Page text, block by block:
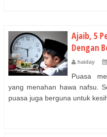
Ajaib, 5
Dengan
haiday
Puasa
yang menahan hawa nafsu.
puasa juga berguna untuk